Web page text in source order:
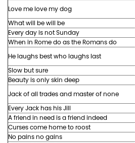
Love me love my dog
What will be will be
Every day is not Sunday
When in Rome do as the Romans do
He laughs best who laughs last
Slow but sure
Beauty is only skin deep
Jack of all trades and master of none
Every Jack has his Jill
A friend in need is a friend indeed
Curses come home to roost
No pains no gains